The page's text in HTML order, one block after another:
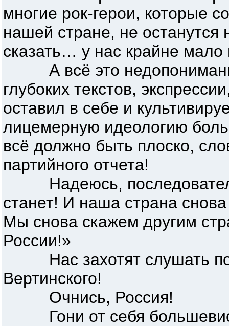
многие рок-герои, которые
нашей стране, не
сказать… у нас крайне
А всё это
глубоких текстов,
оставил в себе и
лицемерную идеологию
всё должно быть плоско,
партийного отчета!
Надеюсь,
станет! И наша страна снова
Мы снова скажем другим
России!»
Нас захотят слушать по
Вертинского!
Очнись, Россия!
Гони от себя